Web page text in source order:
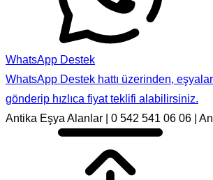
WhatsApp Destek
WhatsApp Destek hattı üzerinden,
gönderip hızlıca fiyat teklifi alabilirsiniz.
Antika Eşya Alanlar | 0 542 541 06 06 |